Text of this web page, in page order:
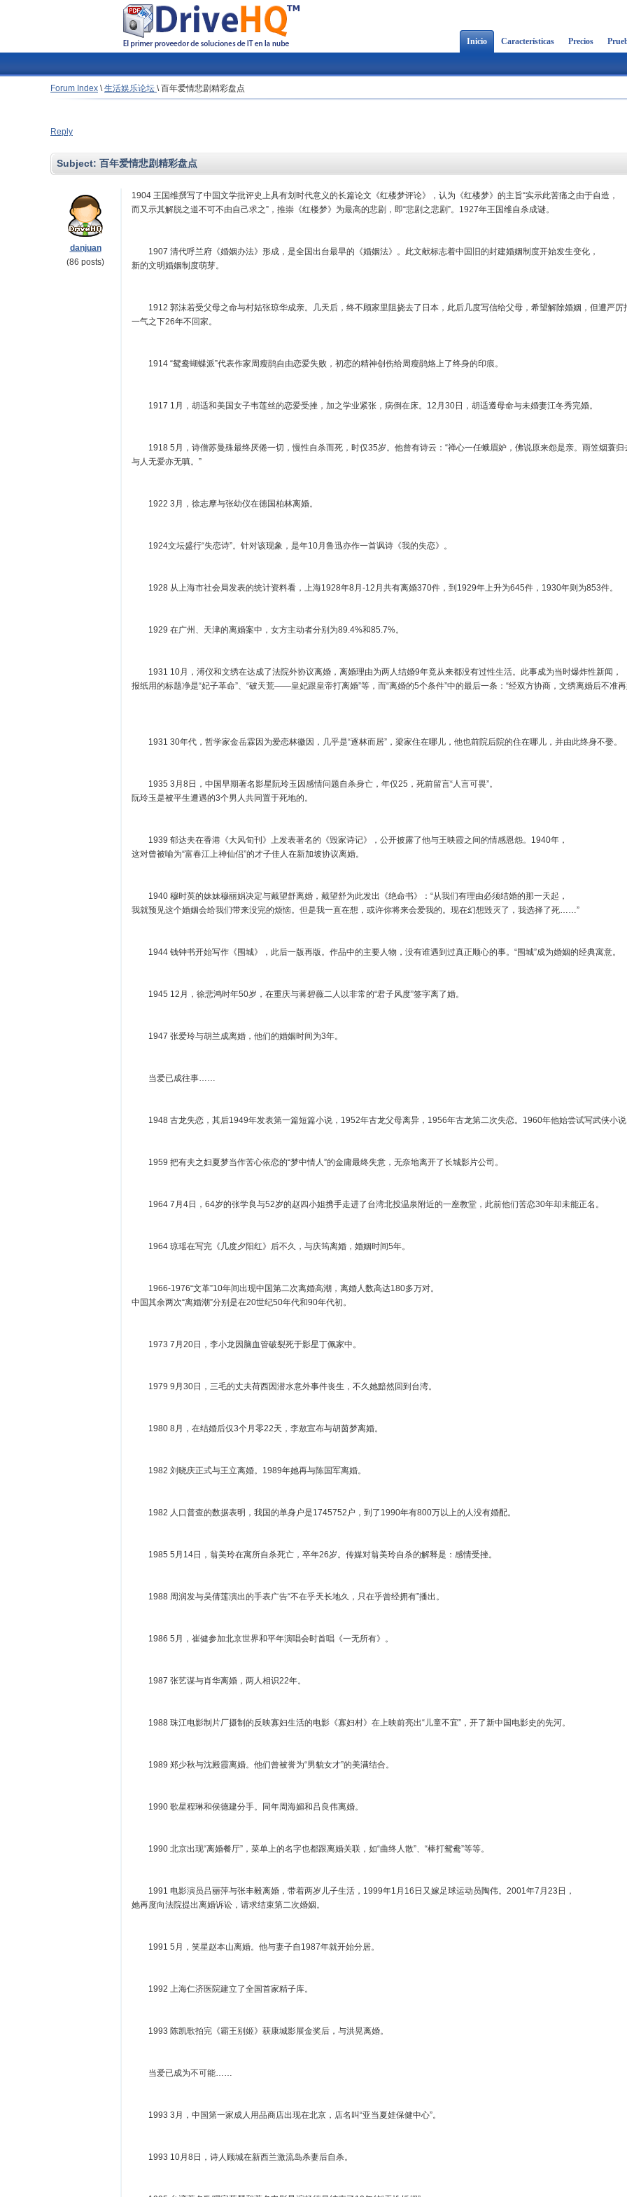
Inicio Características Precios
Forum Index \生活娱乐论坛 \百年爱情悲剧精彩盘点
Reply
Subject: 百年爱情悲剧精彩盘点
danjuan
(86 posts)
1904 王国维撰写了中国文学批评史上具有划时代意义的长篇论文《红楼梦评论》，认为《红楼梦》的主旨“实示此苦痛之由于自造，
而又示其解脱之道不可不由自己求之”，推崇《红楼梦》为最高的悲剧，即“悲剧之悲剧”。1927年王国维自杀成谜。
1907 清代呼兰府《婚姻办法》形成，是全国出台最早的《婚姻法》。此文献标志着中国旧的封建婚姻制度开始发生变化，
新的文明婚姻制度萌芽。
1912 郭沫若受父母之命与村姑张琼华成亲。几天后，终不顾家里阻挠去了日本，此后几度写信给父母，希望解除婚姻，但遭严厉
一气之下26年不回家。
1914 “鸳鸯蝴蝶派”代表作家周瘦鹃自由恋爱失败，初恋的精神创伤给周瘦鹃烙上了终身的印痕。
1917 1月，胡适和美国女子韦莲丝的恋爱受挫，加之学业紧张，病倒在床。12月30日，胡适遵母命与未婚妻江冬秀完婚。
1918 5月，诗僧苏曼殊最终厌倦一切，慢性自杀而死，时仅35岁。他曾有诗云：“禅心一任蛾眉妒，佛说原来怨是亲。雨笠烟蓑归
与人无爱亦无嗔。”
1922 3月，徐志摩与张幼仪在德国柏林离婚。
1924文坛盛行“失恋诗”。针对该现象，是年10月鲁迅亦作一首讽诗《我的失恋》。
1928 从上海市社会局发表的统计资料看，上海1928年8月-12月共有离婚370件，到1929年上升为645件，1930年则为853件
1929 在广州、天津的离婚案中，女方主动者分别为89.4%和85.7%。
1931 10月，溥仪和文绣在达成了法院外协议离婚，离婚理由为两人结婚9年竟从来都没有过性生活。此事成为当时爆炸性新闻，
报纸用的标题净是“妃子革命”、“破天荒——皇妃跟皇帝打离婚”等，而“离婚的5个条件”中的最后一条：“经双方协商，文绣离婚后不准再
1931 30年代，哲学家金岳霖因为爱恋林徽因，几乎是“逐林而居”，梁家住在哪儿，他也前院后院的住在哪儿，并由此终身不
1935 3月8日，中国早期著名影星阮玲玉因感情问题自杀身亡，年仅25，死前留言“人言可畏”。
阮玲玉是被平生遭遇的3个男人共同置于死地的。
1939 郁达夫在香港《大风旬刊》上发表著名的《毁家诗记》，公开披露了他与王映霞之间的情感恩怨。1940年，
这对曾被喻为“富春江上神仙侣”的才子佳人在新加坡协议离婚。
1940 穆时英的妹妹穆丽娟决定与戴望舒离婚，戴望舒为此发出《绝命书》：“从我们有理由必须结婚的那一天起，
我就预见这个婚姻会给我们带来没完的烦恼。但是我一直在想，或许你将来会爱我的。现在幻想毁灭了，我选择了死……”
1944 钱钟书开始写作《围城》，此后一版再版。作品中的主要人物，没有谁遇到过真正顺心的事。“围城”成为婚姻的经典寓
1945 12月，徐悲鸿时年50岁，在重庆与蒋碧薇二人以非常的“君子风度”签字离了婚。
1947 张爱玲与胡兰成离婚，他们的婚姻时间为3年。
当爱已成往事……
1948 古龙失恋，其后1949年发表第一篇短篇小说，1952年古龙父母离异，1956年古龙第二次失恋。1960年他始尝试写武侠
1959 把有夫之妇夏梦当作苦心依恋的“梦中情人”的金庸最终失意，无奈地离开了长城影片公司。
1964 7月4日，64岁的张学良与52岁的赵四小姐携手走进了台湾北投温泉附近的一座教堂，此前他们苦恋30年却未能正名。
1964 琼瑶在写完《几度夕阳红》后不久，与庆筠离婚，婚姻时间5年。
1966-1976“文革”10年间出现中国第二次离婚高潮，离婚人数高达180多万对。
中国其余两次“离婚潮”分别是在20世纪50年代和90年代初。
1973 7月20日，李小龙因脑血管破裂死于影星丁佩家中。
1979 9月30日，三毛的丈夫荷西因潜水意外事件丧生，不久她黯然回到台湾。
1980 8月，在结婚后仅3个月零22天，李敖宣布与胡茵梦离婚。
1982 刘晓庆正式与王立离婚。1989年她再与陈国军离婚。
1982 人口普查的数据表明，我国的单身户是1745752户，到了1990年有800万以上的人没有婚配。
1985 5月14日，翁美玲在寓所自杀死亡，卒年26岁。传媒对翁美玲自杀的解释是：感情受挫。
1988 周润发与吴倩莲演出的手表广告“不在乎天长地久，只在乎曾经拥有”播出。
1986 5月，崔健参加北京世界和平年演唱会时首唱《一无所有》。
1987 张艺谋与肖华离婚，两人相识22年。
1988 珠江电影制片厂摄制的反映寡妇生活的电影《寡妇村》在上映前亮出“儿童不宜”，开了新中国电影史的先河。
1989 郑少秋与沈殿霞离婚。他们曾被誉为“男貌女才”的美满结合。
1990 歌星程琳和侯德建分手。同年周海媚和吕良伟离婚。
1990 北京出现“离婚餐厅”，菜单上的名字也都跟离婚关联，如“曲终人散”、“棒打鸳鸯”等等。
1991 电影演员吕丽萍与张丰毅离婚，带着两岁儿子生活，1999年1月16日又嫁足球运动员陶伟。2001年7月23日，
她再度向法院提出离婚诉讼，请求结束第二次婚姻。
1991 5月，笑星赵本山离婚。他与妻子自1987年就开始分居。
1992 上海仁济医院建立了全国首家精子库。
1993 陈凯歌拍完《霸王别姬》获康城影展金奖后，与洪晃离婚。
当爱已成为不可能……
1993 3月，中国第一家成人用品商店出现在北京，店名叫“亚当夏娃保健中心”。
1993 10月8日，诗人顾城在新西兰激流岛杀妻后自杀。